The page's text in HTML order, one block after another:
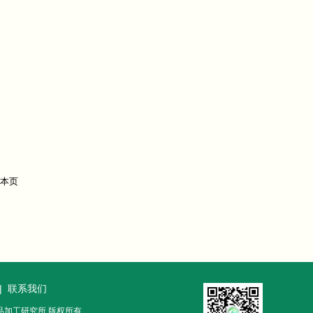
| 联系我们
工研究所 版权所有